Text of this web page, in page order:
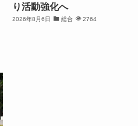
り活動強化へ
2026年8月6日 総合 2764